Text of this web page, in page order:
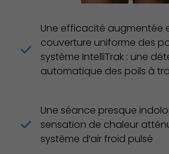
Une efficacité augmentée
couverture uniforme des
système IntelliTrak : une
automatique des poils à
Une séance presque
sensation de chaleur
système d’air froid pulsé